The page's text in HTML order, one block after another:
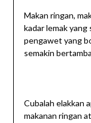
Makan ringan,
kadar lemak
pengawet yang
semakin
Cubalah elakkan
makanan ringan